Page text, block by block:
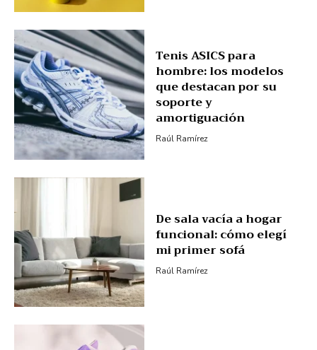
Tenis ASICS para
hombre: los modelos
que destacan por su
soporte y
amortiguación
Raúl Ramírez
De sala vacía a hogar
funcional: cómo elegí
mi primer sofá
Raúl Ramírez